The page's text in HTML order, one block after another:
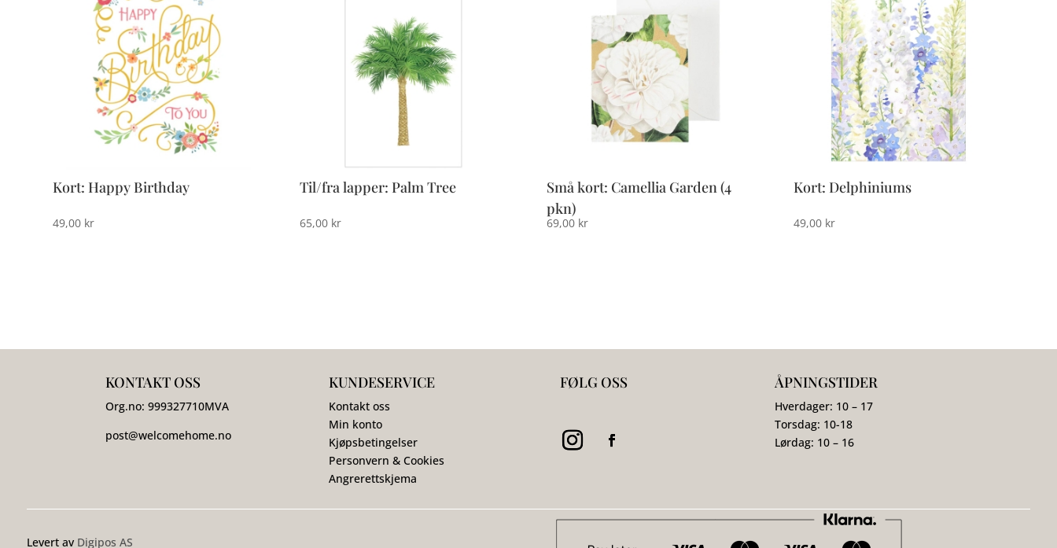
Kort: Happy Birthday
49,00 kr
Til/fra lapper: Palm Tree
65,00 kr
Små kort: Camellia Garden (4
pkn)
69,00 kr
Kort: Delphiniums
49,00 kr
KONTAKT OSS
Org.no:999327710MVA
post@welcomehome.no
KUNDESERVICE
Kontakt oss
Min konto
Kjøpsbetingelser
Personvern & Cookies
Angrerettskjema
FØLG OSS ÅPNINGSTIDER
Hverdager: 10 – 17
Torsdag: 10-18
Lørdag: 10 – 16
Levert av Digipos AS